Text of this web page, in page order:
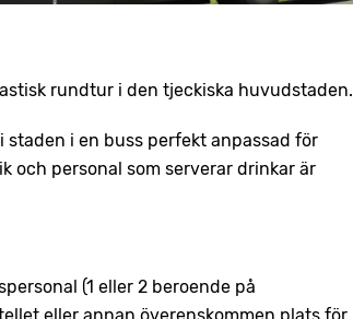
rundtur i den tjeckiska huvudstaden.
i en buss perfekt anpassad för
och personal som serverar drinkar är
(1 eller 2 beroende på